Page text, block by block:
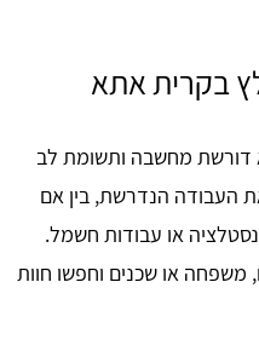
בקרית אתא
דורשת מחשבה ותשומת לב
העבודה הנדרשת, בין אם
או עבודות חשמל.
או שכנים וחפשו חוות